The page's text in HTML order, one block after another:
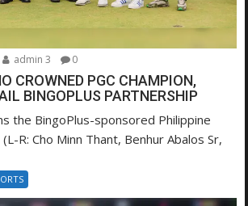
admin 3 0
CROWNED PGC CHAMPION,
BINGOPLUS PARTNERSHIP
the BingoPlus-sponsored Philippine
R: Cho Minn Thant, Benhur Abalos Sr,